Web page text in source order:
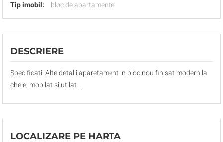
Tip imobil:
bloc de apartamente
DESCRIERE
Specificatii Alte detalii aparetament in bloc nou finisat modern la
cheie, mobilat si utilat ...
LOCALIZARE PE HARTA